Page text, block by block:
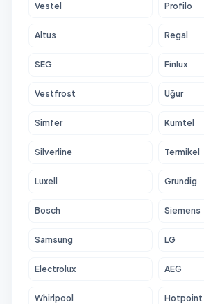
Vestel Profilo
Altus Regal
SEG Finlux
Vestfrost Uğur
Simfer Kumtel
Silverline Termikel
Luxell Grundig
Bosch Siemens
Samsung LG
Electrolux AEG
Whirlpool Hotpoint